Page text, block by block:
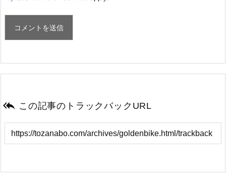
 この記事のトラックバックURL